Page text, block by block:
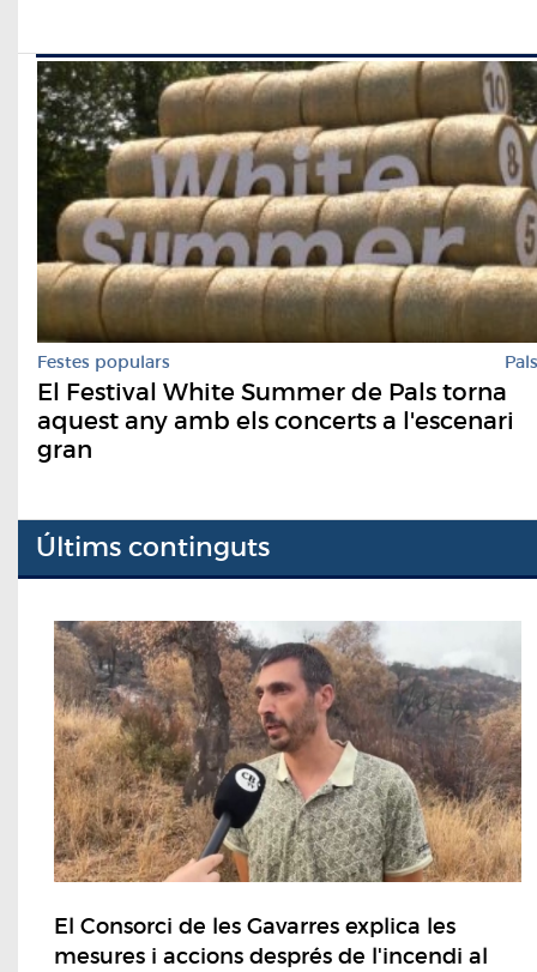
Festes populars Pals
El Festival White Summer de Pals torna
aquest any amb els concerts a l'escenari
gran
Últims continguts
El Consorci de les Gavarres explica les
mesures i accions després de l'incendi al